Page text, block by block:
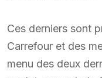
Ces derniers sont
Carrefour et des
menu des deux